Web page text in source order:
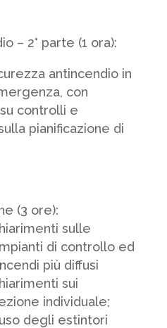
– 2° parte (1 ora):
antincendio in
con
controlli e
pianificazione di
(3 ore):
sulle
di controllo ed
più diffusi
sui
individuale;
degli estintori